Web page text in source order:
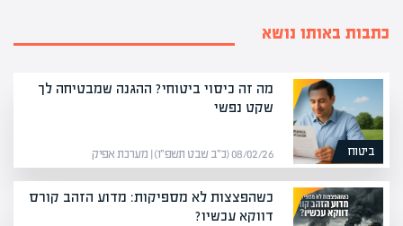
כתבות באותו נושא
ביטוח
מה זה כיסוי ביטוחי? ההגנה שמבטיחה לך
שקט נפשי
08/02/26 (כ״ב שבט תשפ״ו) | מערכת אפיק
כשהפצצות לא מספיקות: מדוע הזהב קורס
דווקא עכשיו?